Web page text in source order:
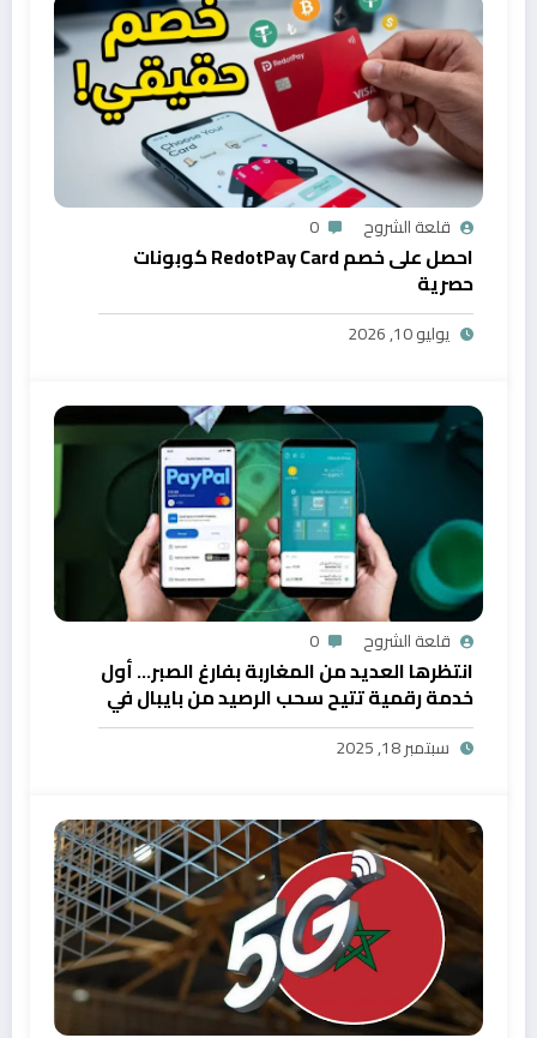
قلعة الشروح 0
احصل على خصم RedotPay Card كوبونات
حصرية
يوليو 10, 2026
قلعة الشروح 0
انتظرها العديد من المغاربة بفارغ الصبر… أول
خدمة رقمية تتيح سحب الرصيد من بايبال في
المغرب
سبتمبر 18, 2025